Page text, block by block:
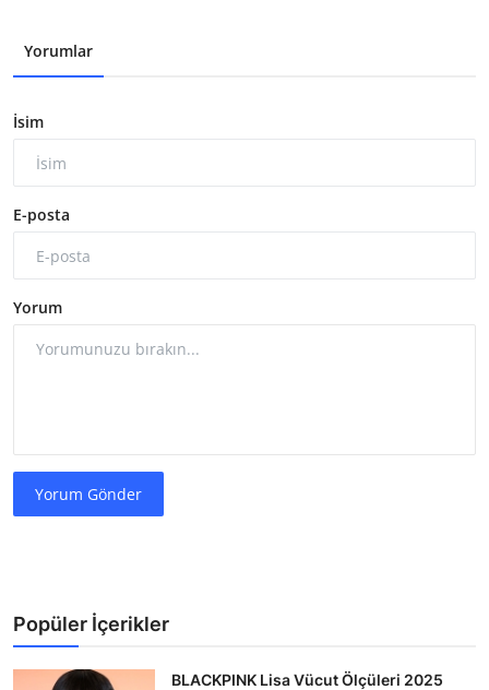
Yorumlar
İsim
E-posta
Yorum
Yorum Gönder
Popüler İçerikler
BLACKPINK Lisa Vücut Ölçüleri 2025